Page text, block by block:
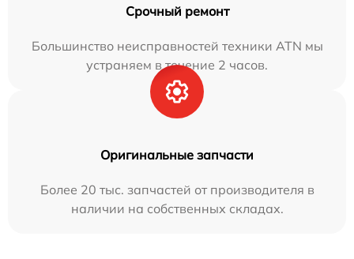
Срочный ремонт
Большинство неисправностей техники ATN мы
устраняем в течение 2 часов.
Оригинальные запчасти
Более 20 тыс. запчастей от производителя в
наличии на собственных складах.